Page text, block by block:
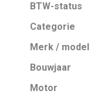
BTW-status
Categorie
Merk / model
Bouwjaar
Motor